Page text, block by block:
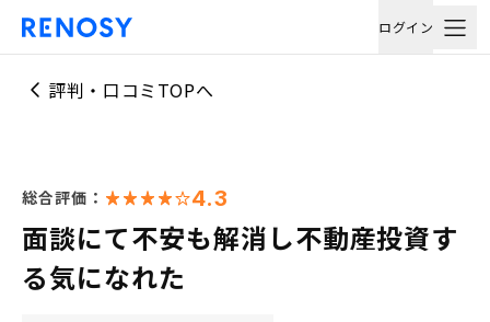
ログイン
評判・口コミTOPへ
総合評価： 4.3
面談にて不安も解消し不動産投資す
る気になれた